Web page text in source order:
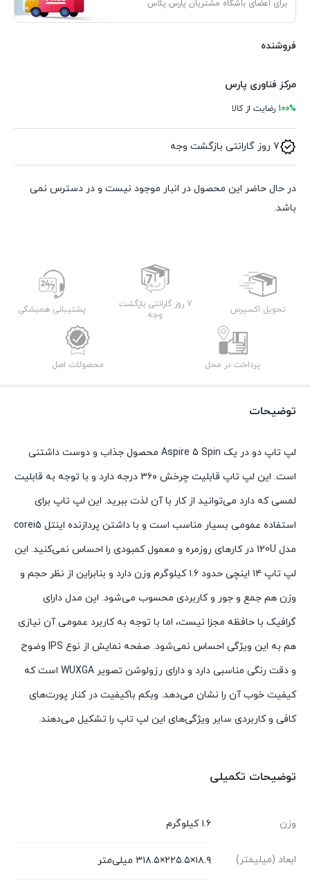
برای اعضای باشگاه مشتریان پارس پلاس
فروشنده
مرکز فناوری پارس
100% رضایت از کالا
7 روز گارانتی بازگشت وجه
در حال حاضر این محصول در انبار موجود نیست و در دسترس نمی
باشد.
تحویل اکسپرس
7 روز گارانتی بازگشت
وجه
پشتیبانی همیشگی
پرداخت در محل محصولات اصل
توضیحات
لپ تاپ دو در یک Aspire 5 Spin محصول جذاب و دوست داشتنی
است. این لپ تاپ قابلیت چرخش ۳۶۰ درجه دارد و با توجه به قابلیت
لمسی که دارد می‌توانید از کار با آن لذت ببرید. این لپ تاپ برای
استفاده عمومی بسیار مناسب است و با داشتن پردازنده اینتل corei5
مدل 120U در کارهای روزمره و معمول کمبودی را احساس نمی‌کنید. این
لپ تاپ ۱۴ اینچی حدود ۱.۶ کیلوگرم وزن دارد و بنابراین از نظر حجم و
وزن هم جمع و جور و کاربردی محسوب می‌شود. این مدل دارای
گرافیک با حافظه مجزا نیست، اما با توجه به کاربرد عمومی آن نیازی
هم به این ویژگی‌ احساس نمی‌شود. صفحه نمایش از نوع IPS وضوح
و دقت رنگی مناسبی دارد و دارای رزولوشن تصویر WUXGA است که
کیفیت خوب آن را نشان می‌دهد. وبکم باکیفیت در کنار پورت‌های
کافی و کاربردی سایر ویژگی‌های این لپ تاپ را تشکیل می‌دهند.
توضیحات تکمیلی
وزن ۱.۶ کیلوگرم
ابعاد (میلیمتر) ۱۸.۹×۲۲۵.۵×۳۱۸.۵ میلی‌متر